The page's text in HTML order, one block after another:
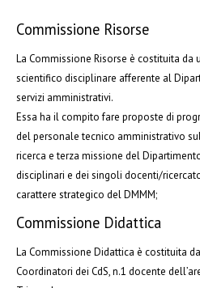
Commissione Risorse
La Commissione Risorse è costituita da
scientifico disciplinare afferente al
servizi amministrativi.
Essa ha il compito fare proposte di
del personale tecnico amministrativo
ricerca e terza missione del
disciplinari e dei singoli docenti/
carattere strategico del DMMM;
Commissione Didattica
La Commissione Didattica è costituita
Coordinatori dei CdS, n.1 docente